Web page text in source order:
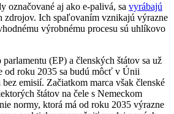
označované aj ako e-palivá, sa vyrábajú
zdrojov. Ich spaľovaním vznikajú výrazne
výrobnému procesu sú uhlíkovo
(EP) a členských štátov sa už
od roku 2035 sa budú môcť v Únii
emisií. Začiatkom marca však členské
štátov na čele s Nemeckom
normy, ktorá má od roku 2035 výrazne